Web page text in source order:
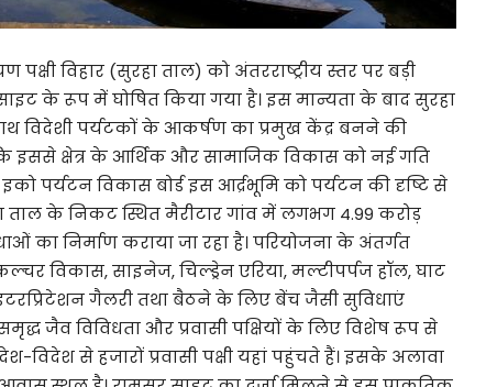
विहार (सुरहा ताल) को अंतरराष्ट्रीय स्तर पर बड़ी
साइट के रूप में घोषित किया गया है। इस मान्यता के बाद सुरहा
विदेशी पर्यटकों के आकर्षण का प्रमुख केंद्र बनने की
इससे क्षेत्र के आर्थिक और सामाजिक विकास को नई गति
पर्यटन विकास बोर्ड इस आर्द्रभूमि को पर्यटन की दृष्टि से
के निकट स्थित मैरीटार गांव में लगभग 4.99 करोड़
निर्माण कराया जा रहा है। परियोजना के अंतर्गत
विकास, साइनेज, चिल्ड्रेन एरिया, मल्टीपर्पज हॉल, घाट
इंटरप्रिटेशन गैलरी तथा बैठने के लिए बेंच जैसी सुविधाएं
जैव विविधता और प्रवासी पक्षियों के लिए विशेष रूप से
विदेश से हजारों प्रवासी पक्षी यहां पहुंचते हैं। इसके अलावा